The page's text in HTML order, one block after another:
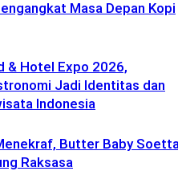
Masa Depan Kopi
& Hotel Expo 2026,
Jadi Identitas dan
Indonesia
Butter Baby
Raksasa